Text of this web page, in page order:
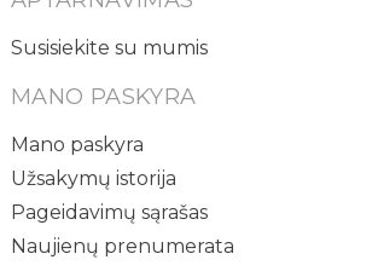
Susisiekite su mumis
MANO PASKYRA
Mano paskyra
Užsakymų istorija
Pageidavimų sąrašas
Naujienų prenumerata